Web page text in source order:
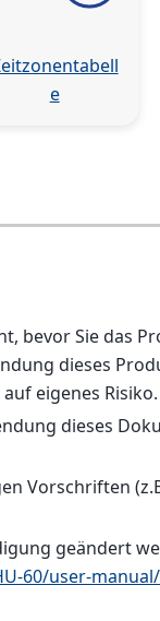
e
bevor Sie das
dieses
eigenes Risiko.
dieses
Vorschriften
geändert
60/user-